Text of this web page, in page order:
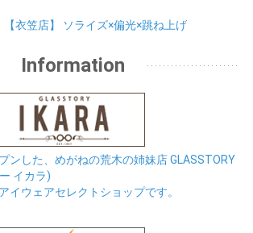
【衣笠店】 ソライズ×偏光×跳ね上げ
Information
ンした、めがねの荒木の姉妹店 GLASSTORY
イカラ)
イウェアセレクトショップです。